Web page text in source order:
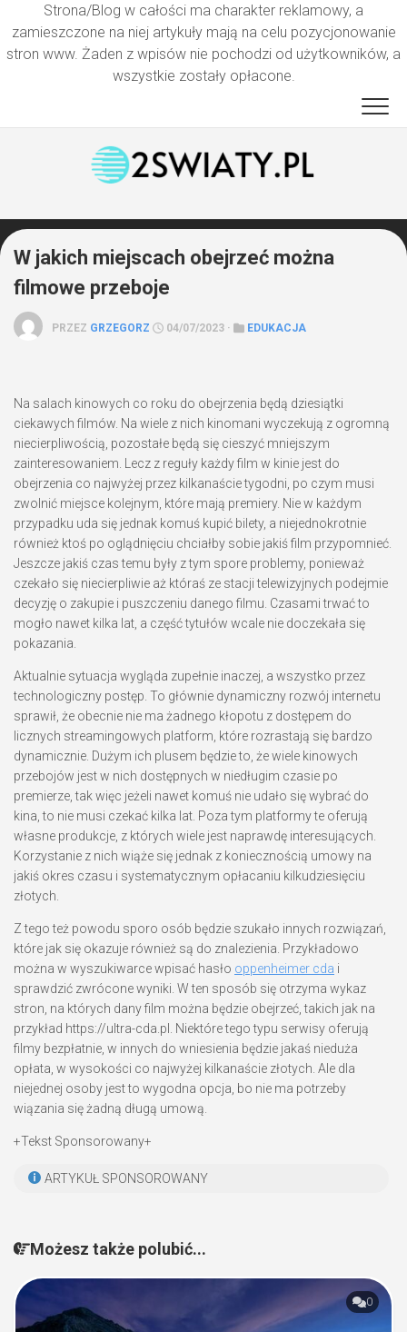
Strona/Blog w całości ma charakter reklamowy, a
zamieszczone na niej artykuły mają na celu pozycjonowanie
stron www. Żaden z wpisów nie pochodzi od użytkowników, a
wszystkie zostały opłacone.
W jakich miejscach obejrzeć można
filmowe przeboje
PRZEZ GRZEGORZ 04/07/2023 · EDUKACJA
Na salach kinowych co roku do obejrzenia będą dziesiątki
ciekawych filmów. Na wiele z nich kinomani wyczekują z ogromną
niecierpliwością, pozostałe będą się cieszyć mniejszym
zainteresowaniem. Lecz z reguły każdy film w kinie jest do
obejrzenia co najwyżej przez kilkanaście tygodni, po czym musi
zwolnić miejsce kolejnym, które mają premiery. Nie w każdym
przypadku uda się jednak komuś kupić bilety, a niejednokrotnie
również ktoś po oglądnięciu chciałby sobie jakiś film przypomnieć.
Jeszcze jakiś czas temu były z tym spore problemy, ponieważ
czekało się niecierpliwie aż któraś ze stacji telewizyjnych podejmie
decyzję o zakupie i puszczeniu danego filmu. Czasami trwać to
mogło nawet kilka lat, a część tytułów wcale nie doczekała się
pokazania.
Aktualnie sytuacja wygląda zupełnie inaczej, a wszystko przez
technologiczny postęp. To głównie dynamiczny rozwój internetu
sprawił, że obecnie nie ma żadnego kłopotu z dostępem do
licznych streamingowych platform, które rozrastają się bardzo
dynamicznie. Dużym ich plusem będzie to, że wiele kinowych
przebojów jest w nich dostępnych w niedługim czasie po
premierze, tak więc jeżeli nawet komuś nie udało się wybrać do
kina, to nie musi czekać kilka lat. Poza tym platformy te oferują
własne produkcje, z których wiele jest naprawdę interesujących.
Korzystanie z nich wiąże się jednak z koniecznością umowy na
jakiś okres czasu i systematycznym opłacaniu kilkudziesięciu
złotych.
Z tego też powodu sporo osób będzie szukało innych rozwiązań,
które jak się okazuje również są do znalezienia. Przykładowo
można w wyszukiwarce wpisać hasło oppenheimer cda i
sprawdzić zwrócone wyniki. W ten sposób się otrzyma wykaz
stron, na których dany film można będzie obejrzeć, takich jak na
przykład https://ultra-cda.pl. Niektóre tego typu serwisy oferują
filmy bezpłatnie, w innych do wniesienia będzie jakaś nieduża
opłata, w wysokości co najwyżej kilkanaście złotych. Ale dla
niejednej osoby jest to wygodna opcja, bo nie ma potrzeby
wiązania się żadną długą umową.
+Tekst Sponsorowany+
ARTYKUŁ SPONSOROWANY
Możesz także polubić...
0